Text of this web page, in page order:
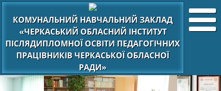
КОМУНАЛЬНИЙ НАВЧАЛЬНИЙ ЗАКЛАД
«ЧЕРКАСЬКИЙ ОБЛАСНИЙ ІНСТИТУТ
ПІСЛЯДИПЛОМНОЇ ОСВІТИ ПЕДАГОГІЧНИХ
ПРАЦІВНИКІВ ЧЕРКАСЬКОЇ ОБЛАСНОЇ
РАДИ»